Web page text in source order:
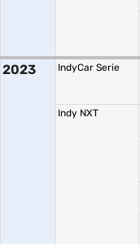
2023 IndyCar Serie
Indy NXT